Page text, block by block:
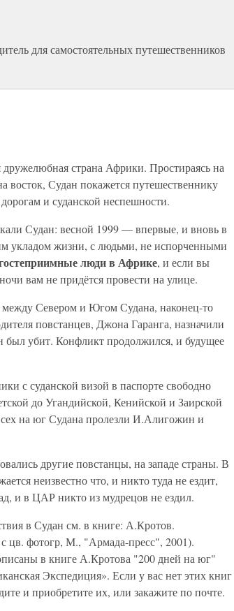
для самостоятельных путешественников
страна Африки. Простираясь на
восток, Судан покажется путешественнику
и суданской неспешности.
Судан: весной 1999 — впервые, и вновь в
укладом жизни, с людьми, не испорченными
люди в Африке, и если вы
вам не придётся провести на улице.
Севером и Югом Судана, наконец-то
повстанцев, Джона Гаранга, назначили
был убит. Конфликт продолжился, и будущее
с суданской визой в паспорте свободно
до Угандийской, Кенийской и Заирской
на юг Судана пролезли И.Алигожин и
другие повстанцы, на западе страны. В
неизвестно что, и никто туда не ездит,
и в ЦАР никто из мудрецов не ездил.
в Судан см. в книге: А.Кротов.
цв. фотогр, М., "Армада-пресс", 2001).
в книге А.Кротова "200 дней на юг"
Экспедиция». Если у вас нет этих книг
и приобретите их, или закажите по почте.